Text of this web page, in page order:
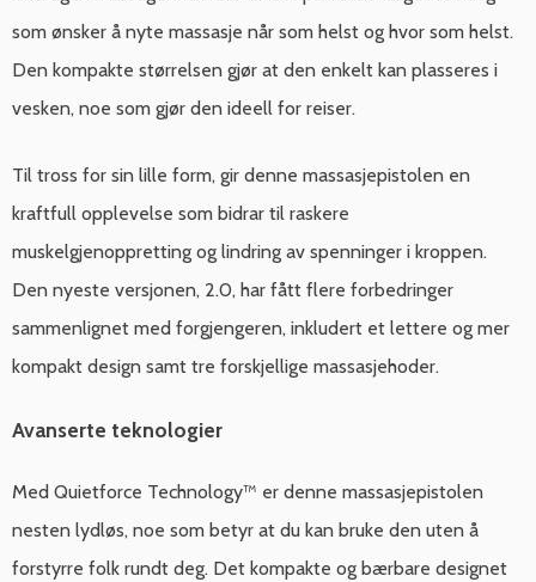
som ønsker å nyte massasje når som helst og hvor som helst.
Den kompakte størrelsen gjør at den enkelt kan plasseres i
vesken, noe som gjør den ideell for reiser.
Til tross for sin lille form, gir denne massasjepistolen en
kraftfull opplevelse som bidrar til raskere
muskelgjenoppretting og lindring av spenninger i kroppen.
Den nyeste versjonen, 2.0, har fått flere forbedringer
sammenlignet med forgjengeren, inkludert et lettere og mer
kompakt design samt tre forskjellige massasjehoder.
Avanserte teknologier
Med Quietforce Technology™ er denne massasjepistolen
nesten lydløs, noe som betyr at du kan bruke den uten å
forstyrre folk rundt deg. Det kompakte og bærbare designet